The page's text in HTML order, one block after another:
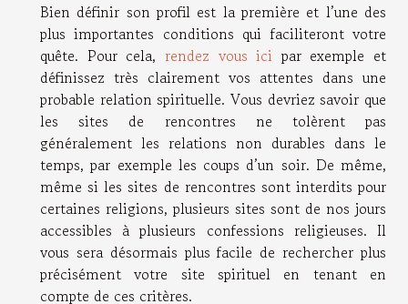
Bien définir son profil est la première et l’une des
plus importantes conditions qui faciliteront votre
quête. Pour cela, rendez vous ici par exemple et
définissez très clairement vos attentes dans une
probable relation spirituelle. Vous devriez savoir que
les sites de rencontres ne tolèrent pas
généralement les relations non durables dans le
temps, par exemple les coups d’un soir. De même,
même si les sites de rencontres sont interdits pour
certaines religions, plusieurs sites sont de nos jours
accessibles à plusieurs confessions religieuses. Il
vous sera désormais plus facile de rechercher plus
précisément votre site spirituel en tenant en
compte de ces critères.